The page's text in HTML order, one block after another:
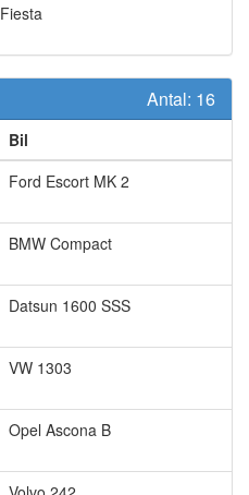
Fiesta
Antal: 16
Bil
Ford Escort MK 2
BMW Compact
Datsun 1600 SSS
VW 1303
Opel Ascona B